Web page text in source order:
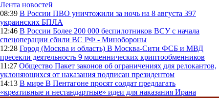
Лента новостей
08:39 В России ПВО уничтожили за ночь на 8 августа 397
украинских БПЛА
12:46 В России Более 200 000 беспилотников ВСУ с начала
спецоперации сбили ВС РФ - Минобороны
12:28 Город (Москва и область) В Москва-Сити ФСБ и МВД
пресекли деятельность 9 мошеннических криптообменников
11:27 Общество Пакет законов об ограничениях для релокантов,
уклоняющихся от наказания подписан президентом
14:13 В мире В Пентагоне просят солдат предлагать
«креативные и нестандартные» идеи для наказания Ирана